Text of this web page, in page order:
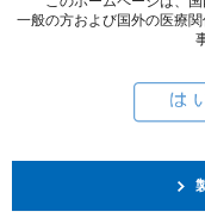
一般の方および国外の医療